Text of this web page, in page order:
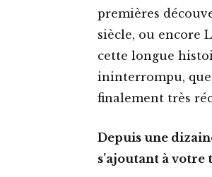
premières
siècle, ou encore
cette longue
ininterrompu,
finalement très
Depuis une
s’ajoutant à